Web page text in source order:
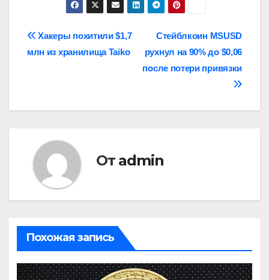
Навигация
Стейблкоин MSUSD
рухнул на 90% до $0,06
после потери привязки
Хакеры похитили $1,7
млн из хранилища Taiko
От admin
Похожая запись